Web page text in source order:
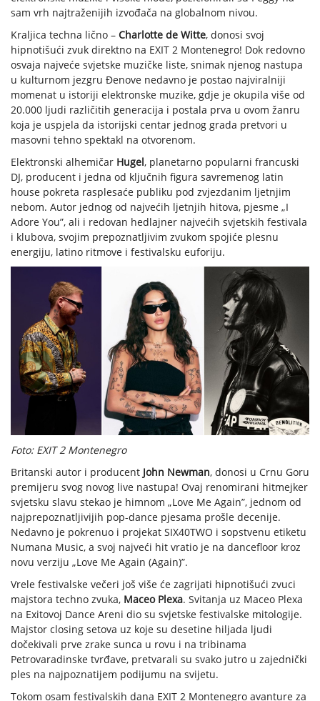
sam vrh najtraženijih izvođača na globalnom nivou.
Kraljica techna lično – Charlotte de Witte, donosi svoj
hipnotišući zvuk direktno na EXIT 2 Montenegro! Dok redovno
osvaja najveće svjetske muzičke liste, snimak njenog nastupa
u kulturnom jezgru Đenove nedavno je postao najviralniji
momenat u istoriji elektronske muzike, gdje je okupila više od
20.000 ljudi različitih generacija i postala prva u ovom žanru
koja je uspjela da istorijski centar jednog grada pretvori u
masovni tehno spektakl na otvorenom.
Elektronski alhemičar Hugel, planetarno popularni francuski
DJ, producent i jedna od ključnih figura savremenog latin
house pokreta rasplesaće publiku pod zvjezdanim ljetnjim
nebom. Autor jednog od najvećih ljetnjih hitova, pjesme „I
Adore You”, ali i redovan hedlajner najvećih svjetskih festivala
i klubova, svojim prepoznatljivim zvukom spojiće plesnu
energiju, latino ritmove i festivalsku euforiju.
Foto: EXIT 2 Montenegro
Britanski autor i producent John Newman, donosi u Crnu Goru
premijeru svog novog live nastupa! Ovaj renomirani hitmejker
svjetsku slavu stekao je himnom „Love Me Again”, jednom od
najprepoznatljivijih pop-dance pjesama prošle decenije.
Nedavno je pokrenuo i projekat SIX40TWO i sopstvenu etiketu
Numana Music, a svoj najveći hit vratio je na dancefloor kroz
novu verziju „Love Me Again (Again)”.
Vrele festivalske večeri još više će zagrijati hipnotišući zvuci
majstora techno zvuka, Maceo Plexa. Svitanja uz Maceo Plexa
na Exitovoj Dance Areni dio su svjetske festivalske mitologije.
Majstor closing setova uz koje su desetine hiljada ljudi
dočekivali prve zrake sunca u rovu i na tribinama
Petrovaradinske tvrđave, pretvarali su svako jutro u zajednički
ples na najpoznatijem podijumu na svijetu.
Tokom osam festivalskih dana EXIT 2 Montenegro avanture za